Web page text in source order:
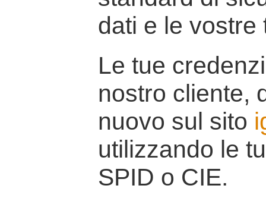
dati e le vostre
Le tue
nostro cliente,
nuovo sul sito
utilizzando le
SPID o CIE.